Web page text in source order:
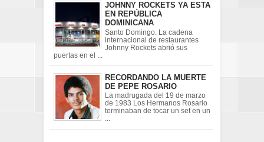
JOHNNY ROCKETS YA ESTA
EN REPÚBLICA
DOMINICANA
Santo Domingo. La cadena
internacional de restaurantes
Johnny Rockets abrió sus
puertas en el ...
RECORDANDO LA MUERTE
DE PEPE ROSARIO
La madrugada del 19 de marzo
de 1983 Los Hermanos Rosario
terminaban de tocar un set en un
...